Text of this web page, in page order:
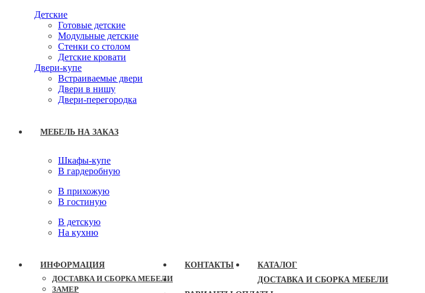
Детские
Готовые детские
Модульные детские
Стенки со столом
Детские кровати
Двери-купе
Встраиваемые двери
Двери в нишу
Двери-перегородка
МЕБЕЛЬ НА ЗАКАЗ
Шкафы-купе
В гардеробную
В прихожую
В гостиную
В детскую
На кухню
ИНФОРМАЦИЯ
ДОСТАВКА И СБОРКА МЕБЕЛИ
ЗАМЕР
КОНТАКТЫ
КАТАЛОГ
ДОСТАВКА И СБОРКА МЕБЕЛИ